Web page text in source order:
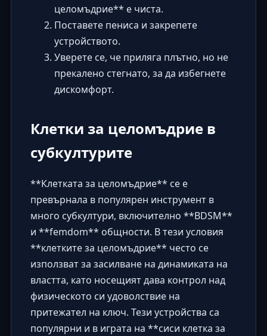
целомъдрие** е чиста.
Поставете пениса и закрепете
устройството.
Уверете се, че приляга плътно, но не
прекалено стегнато, за да избегнете
дискомфорт.
Клетки за целомъдрие в
субкултурите
**Клетката за целомъдрие** се е
превърнала в популярен инструмент в
много субкултури, включително **BDSM**
и **femdom** общности. В тези условия
**клетките за целомъдрие** често се
използват за засилване на динамиката на
властта, като носещият дава контрол над
физическото си удоволствие на
притежател на ключ. Тези устройства са
популярни и в играта на **сиси клетка за